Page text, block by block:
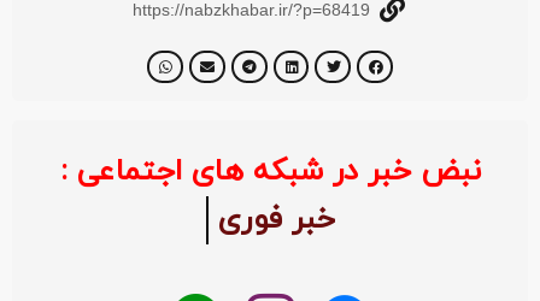
https://nabzkhabar.ir/?p=68419
نبض خبر در شبکه های اجتماعی :
خبر فوری